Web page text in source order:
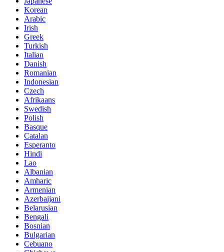
Korean
Arabic
Irish
Greek
Turkish
Italian
Danish
Romanian
Indonesian
Czech
Afrikaans
Swedish
Polish
Basque
Catalan
Esperanto
Hindi
Lao
Albanian
Amharic
Armenian
Azerbaijani
Belarusian
Bengali
Bosnian
Bulgarian
Cebuano